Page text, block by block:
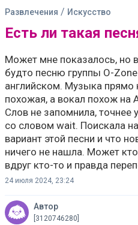
Развлечения / Искусство
Есть ли такая
Может мне показалось, но
будто песню группы O-
английском. Музыка прямо
похожая, а вокал похож на
Слов не запомнила,
со словом wait. Поискала
вариант этой песни и что
ничего не нашла. Может
вдруг кто-то и правда
24 июля 2024, 23:24
Автор
[3120746280]